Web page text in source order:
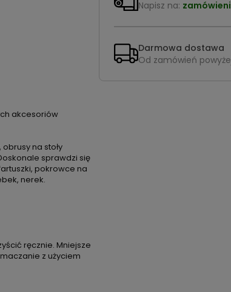
akcesoriów
na stoły
sprawdzi się
pokrowce na
nerek.
ręcznie. Mniejsze
z użyciem
Napisz na:
Darmowa dostawa
Od zamówień